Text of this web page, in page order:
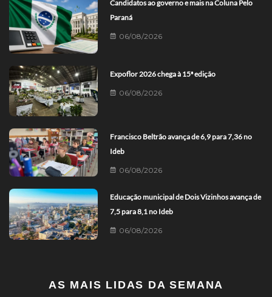
Candidatos ao governo e mais na Coluna Pelo
Paraná
06/08/2026
Expoflor 2026 chega à 15ª edição
06/08/2026
Francisco Beltrão avança de 6,9 para 7,36 no
Ideb
06/08/2026
Educação municipal de Dois Vizinhos avança de
7,5 para 8,1 no Ideb
06/08/2026
AS MAIS LIDAS DA SEMANA